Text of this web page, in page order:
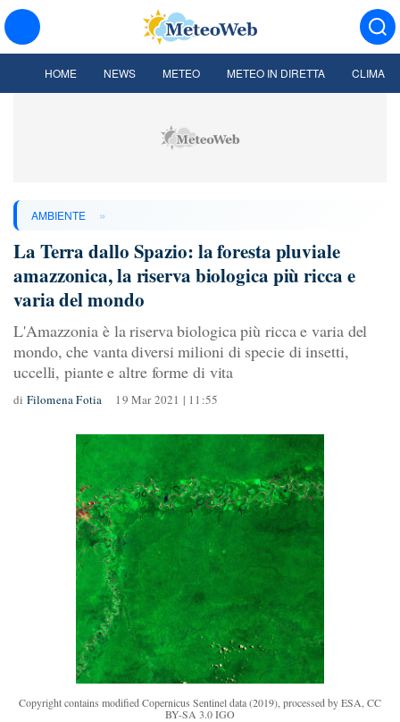
HOME NEWS METEO METEO IN DIRETTA CLIMA
AMBIENTE »
La Terra dallo Spazio: la foresta pluviale
amazzonica, la riserva biologica più ricca e
varia del mondo
L'Amazzonia è la riserva biologica più ricca e varia del
mondo, che vanta diversi milioni di specie di insetti,
uccelli, piante e altre forme di vita
di Filomena Fotia 19 Mar 2021 | 11:55
Copyright contains modified Copernicus Sentinel data (2019), processed by ESA, CC
BY-SA 3.0 IGO